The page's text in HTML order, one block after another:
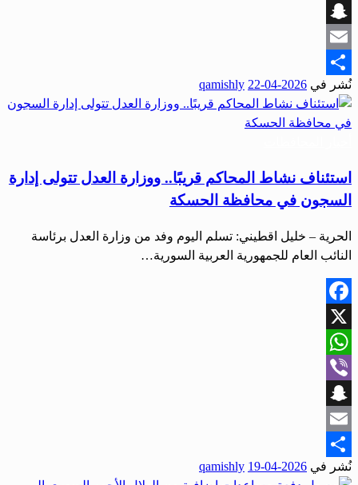
Viber
Snapchat
Email
Share
نُشر في 2026-04-22
qamishly
استئناف نشاط المحاكم قريبًا.. ووزارة العدل تتولى إدارة
السجون في محافظة الحسكة
الحرية – خليل اقطيني: تسلم اليوم وفد من وزارة العدل برئاسة
النائب العام للجمهورية العربية السورية…
Facebook
X
WhatsApp
Viber
Snapchat
Email
Share
نُشر في 2026-04-19
qamishly